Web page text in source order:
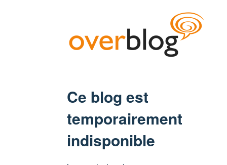
Ce blog est
temporairement
indisponible